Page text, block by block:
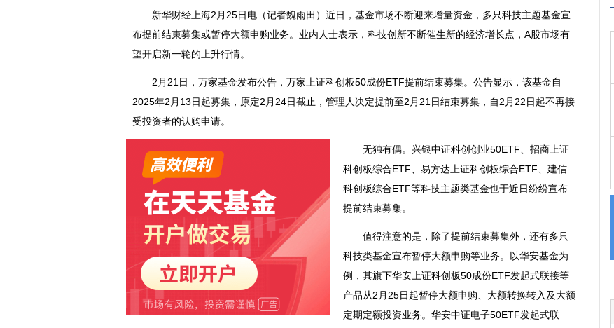
新华财经上海2月25日电（记者魏雨田）近日，基金市场不断迎来增量资金，多只科技主题基金宣
布提前结束募集或暂停大额申购业务。业内人士表示，科技创新不断催生新的经济增长点，A股市场有
望开启新一轮的上升行情。
2月21日，万家基金发布公告，万家上证科创板50成份ETF提前结束募集。公告显示，该基金自
2025年2月13日起募集，原定2月24日截止，管理人决定提前至2月21日结束募集，自2月22日起不再接
受投资者的认购申请。
无独有偶。兴银中证科创创业50ETF、招商上证
科创板综合ETF、易方达上证科创板综合ETF、建信
科创板综合ETF等科技主题类基金也于近日纷纷宣布
提前结束募集。
值得注意的是，除了提前结束募集外，还有多只
科技类基金宣布暂停大额申购等业务。以华安基金为
例，其旗下华安上证科创板50成份ETF发起式联接等
产品从2月25日起暂停大额申购、大额转换转入及大额
定期定额投资业务。华安中证电子50ETF发起式联